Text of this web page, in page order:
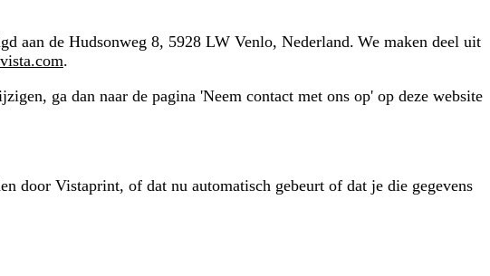
aan de Hudsonweg 8, 5928 LW Venlo, Nederland. We maken deel uit
.
ga dan naar de pagina 'Neem contact met ons op' op deze website
door Vistaprint, of dat nu automatisch gebeurt of dat je die gegevens